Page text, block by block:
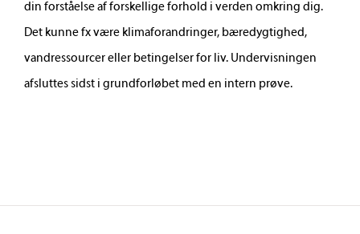
din forståelse af forskellige forhold i verden omkring dig.
Det kunne fx være klimaforandringer, bæredygtighed,
vandressourcer eller betingelser for liv. Undervisningen
afsluttes sidst i grundforløbet med en intern prøve.